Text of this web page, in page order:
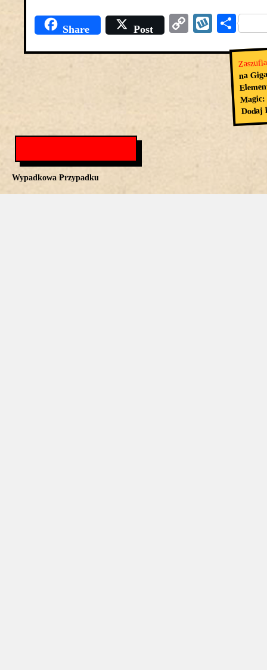
Share Post
Copy
się
na
Dodaj
Wypadkowa Przypadku